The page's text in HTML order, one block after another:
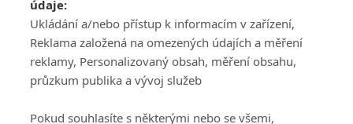
údaje:
Ukládání a/nebo přístup k informacím v zařízení,
Reklama založená na omezených údajích a měření
reklamy, Personalizovaný obsah, měření obsahu,
průzkum publika a vývoj služeb
Pokud souhlasíte s některými nebo se všemi,